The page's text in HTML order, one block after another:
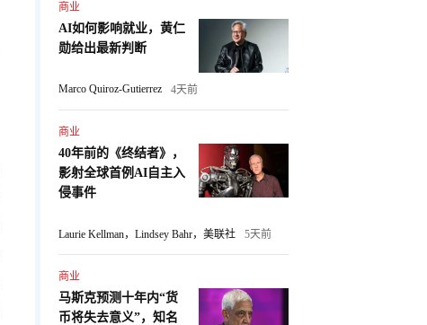
商业
AI如何影响就业，黄仁
勋给出最新判断
Marco Quiroz-Gutierrez 4天前
商业
40年前的《终结者》，
影射全球首例AI自主入
侵事件
Laurie Kellman，Lindsey Bahr，美联社 5天前
商业
马斯克预测十年内“货
币将失去意义”，知名